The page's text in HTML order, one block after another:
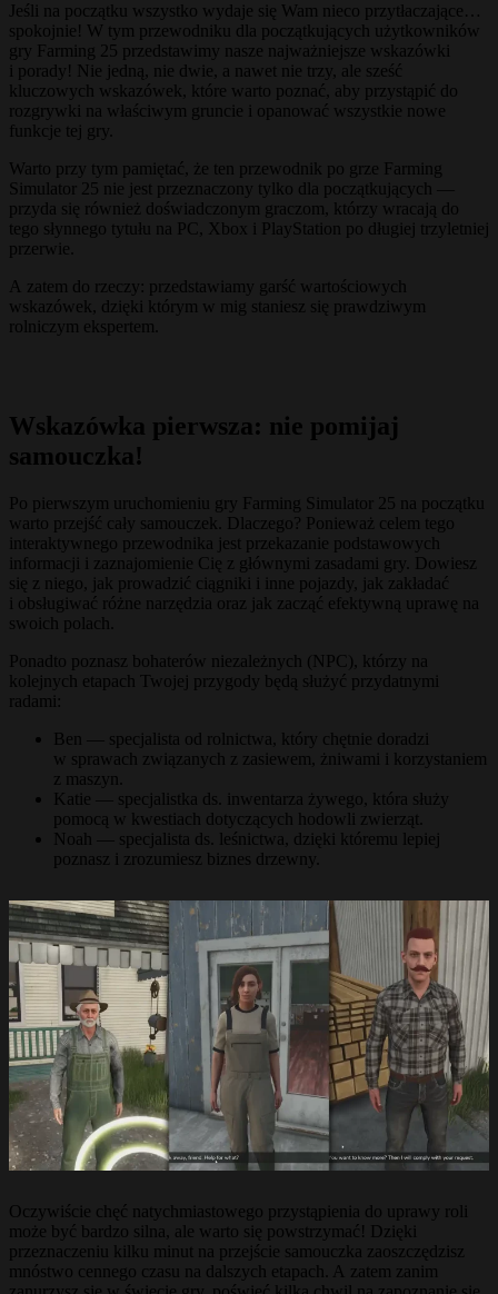
Jeśli na początku wszystko wydaje się Wam nieco przytłaczające…
spokojnie! W tym przewodniku dla początkujących użytkowników
gry Farming 25 przedstawimy nasze najważniejsze wskazówki
i porady! Nie jedną, nie dwie, a nawet nie trzy, ale sześć
kluczowych wskazówek, które warto poznać, aby przystąpić do
rozgrywki na właściwym gruncie i opanować wszystkie nowe
funkcje tej gry.
Warto przy tym pamiętać, że ten przewodnik po grze Farming
Simulator 25 nie jest przeznaczony tylko dla początkujących —
przyda się również doświadczonym graczom, którzy wracają do
tego słynnego tytułu na PC, Xbox i PlayStation po długiej trzyletniej
przerwie.
A zatem do rzeczy: przedstawiamy garść wartościowych
wskazówek, dzięki którym w mig staniesz się prawdziwym
rolniczym ekspertem.
Wskazówka pierwsza: nie pomijaj
samouczka!
Po pierwszym uruchomieniu gry Farming Simulator 25 na początku
warto przejść cały samouczek. Dlaczego? Ponieważ celem tego
interaktywnego przewodnika jest przekazanie podstawowych
informacji i zaznajomienie Cię z głównymi zasadami gry. Dowiesz
się z niego, jak prowadzić ciągniki i inne pojazdy, jak zakładać
i obsługiwać różne narzędzia oraz jak zacząć efektywną uprawę na
swoich polach.
Ponadto poznasz bohaterów niezależnych (NPC), którzy na
kolejnych etapach Twojej przygody będą służyć przydatnymi
radami:
Ben — specjalista od rolnictwa, który chętnie doradzi
w sprawach związanych z zasiewem, żniwami i korzystaniem
z maszyn.
Katie — specjalistka ds. inwentarza żywego, która służy
pomocą w kwestiach dotyczących hodowli zwierząt.
Noah — specjalista ds. leśnictwa, dzięki któremu lepiej
poznasz i zrozumiesz biznes drzewny.
Oczywiście chęć natychmiastowego przystąpienia do uprawy roli
może być bardzo silna, ale warto się powstrzymać! Dzięki
przeznaczeniu kilku minut na przejście samouczka zaoszczędzisz
mnóstwo cennego czasu na dalszych etapach. A zatem zanim